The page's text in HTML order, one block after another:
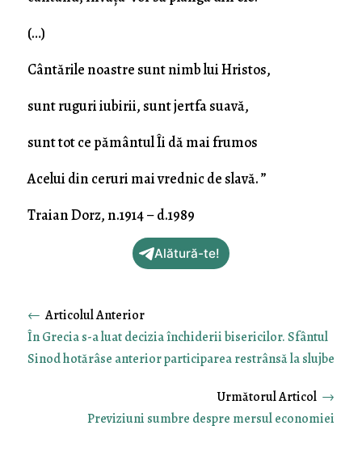
(…)
Cântările noastre sunt nimb lui Hristos,
sunt ruguri iubirii, sunt jertfa suavă,
sunt tot ce pământul Îi dă mai frumos
Acelui din ceruri mai vrednic de slavă. ”
Traian Dorz, n.1914 – d.1989
Alătură-te!
←
În Grecia s-a luat decizia închiderii bisericilor. Sfântul
Sinod hotărâse anterior participarea restrânsă la slujbe
Previziuni sumbre despre mersul economiei
→